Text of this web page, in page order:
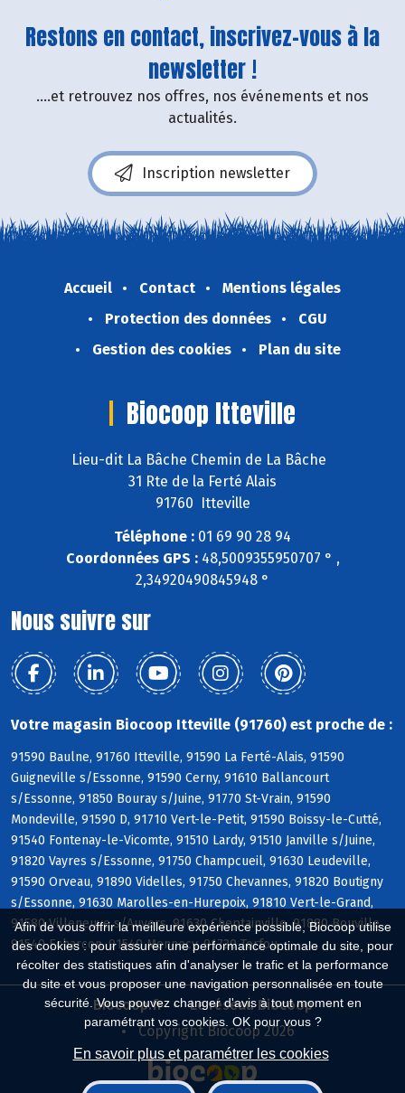
Afin de vous offrir la meilleure expérience possible, Biocoop utilise
des cookies : pour assurer une performance optimale du site, pour
récolter des statistiques afin d'analyser le trafic et la performance
du site et vous proposer une navigation personnalisée en toute
sécurité. Vous pouvez changer d'avis à tout moment en
paramétrant vos cookies. OK pour vous ?
En savoir plus et paramétrer les cookies
Restons en contact, inscrivez-vous à la
newsletter !
....et retrouvez nos offres, nos événements et nos
actualités.
Inscription newsletter
Accueil Contact
Mentions légales
Protection des données
CGU
Gestion des cookies
Plan du site
Biocoop Itteville
Lieu-dit La Bâche Chemin de La Bâche
31 Rte de la Ferté Alais
91760 Itteville
Téléphone : 01 69 90 28 94
Coordonnées GPS :48,5009355950707 ° ,
2,34920490845948 °
Nous suivre sur
Votre magasin Biocoop Itteville (91760) est proche de :
91590 Baulne, 91760 Itteville, 91590 La Ferté-Alais, 91590
Guigneville s/Essonne, 91590 Cerny, 91610 Ballancourt
s/Essonne, 91850 Bouray s/Juine, 91770 St-Vrain, 91590
Mondeville, 91590 D, 91710 Vert-le-Petit, 91590 Boissy-le-Cutté,
91540 Fontenay-le-Vicomte, 91510 Lardy, 91510 Janville s/Juine,
91820 Vayres s/Essonne, 91750 Champcueil, 91630 Leudeville,
91590 Orveau, 91890 Videlles, 91750 Chevannes, 91820 Boutigny
s/Essonne, 91630 Marolles-en-Hurepoix, 91810 Vert-le-Grand,
91580 Villeneuve s/Auvers, 91630 Cheptainville, 91880 Bouville,
91540 Echarcon, 91540 Mennecy, 91730 Torfou
Biocoop.fr
Le réseau Biocoop
Copyright Biocoop 2026